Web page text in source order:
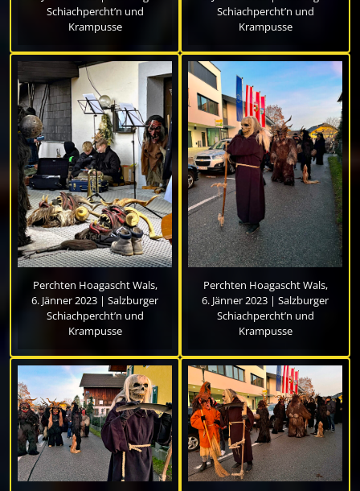
Schiachpercht’n und
Krampusse
Schiachpercht’n und
Krampusse
Perchten Hoagascht Wals,
6. Jänner 2023 | Salzburger
Schiachpercht’n und
Krampusse
Perchten Hoagascht Wals,
6. Jänner 2023 | Salzburger
Schiachpercht’n und
Krampusse